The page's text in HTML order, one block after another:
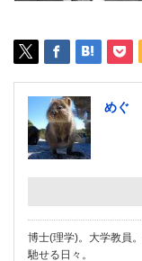
めぐ
博士(理学)。大学教員
馳せる日々。